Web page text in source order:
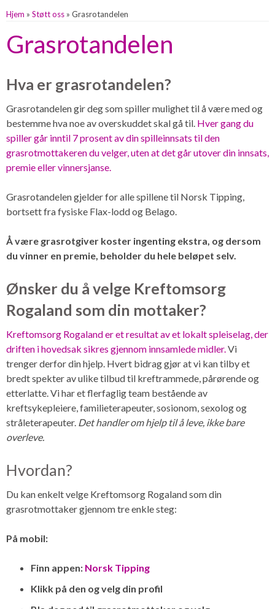
Hjem » Støtt oss » Grasrotandelen
Grasrotandelen
Hva er grasrotandelen?
Grasrotandelen gir deg som spiller mulighet til å være med og
bestemme hva noe av overskuddet skal gå til. Hver gang du
spiller går inntil 7 prosent av din spilleinnsats til den
grasrotmottakeren du velger, uten at det går utover din innsats,
premie eller vinnersjanse.
Grasrotandelen gjelder for alle spillene til Norsk Tipping,
bortsett fra fysiske Flax-lodd og Belago.
Å være grasrotgiver koster ingenting ekstra, og dersom
du vinner en premie, beholder du hele beløpet selv.
Ønsker du å velge Kreftomsorg
Rogaland som din mottaker?
Kreftomsorg Rogaland er et resultat av et lokalt spleiselag, der
driften i hovedsak sikres gjennom innsamlede midler. Vi
trenger derfor din hjelp. Hvert bidrag gjør at vi kan tilby et
bredt spekter av ulike tilbud til kreftrammede, pårørende og
etterlatte. Vi har et flerfaglig team bestående av
kreftsykepleiere, familieterapeuter, sosionom, sexolog og
stråleterapeuter. Det handler om hjelp til å leve, ikke bare
overleve.
Hvordan?
Du kan enkelt velge Kreftomsorg Rogaland som din
grasrotmottaker gjennom tre enkle steg:
På mobil:
Finn appen: Norsk Tipping
Klikk på den og velg din profil